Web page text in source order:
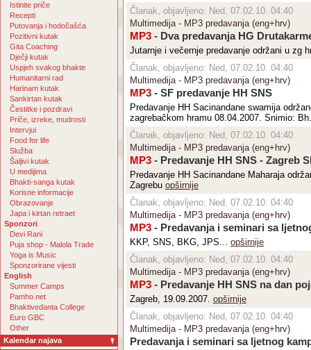
Istinite priče
Recepti
Putovanja i hodočašća
Pozitivni kutak
Gita Coaching
Dječji kutak
Uspjeh svakog bhakte
Humanitarni rad
Harinam kutak
Sankirtan kutak
Čestitke i pozdravi
Priče, izreke, mudrosti
Intervjui
Food for life
Služba
Šaljivi kutak
U medijima
Bhakti-sanga kutak
Korisne informacije
Obrazovanje
Japa i kirtan retraet
Sponzori
Devi Rani
Puja shop - Malola Trade
Yoga is Music
Sponzorirane vijesti
English
Summer Camps
Pamho.net
Bhaktivedanta College
Euro GBC
Other
Kalendar najava
Članak, objavljeno: Ned, 07.02.10. 04:40
Multimedija - MP3 predavanja (eng+hrv)
MP3 - Dva predavanja HG
Jutarnje i večernje predavanje održani u zg
Članak, objavljeno: Ned, 07.02.10. 04:40
Multimedija - MP3 predavanja (eng+hrv)
MP3 - SF predavanje HH SNS
Predavanje HH Sacinandane swamija
zagrebačkom hramu 08.04.2007. Snimio:
Članak, objavljeno: Ned, 07.02.10. 04:40
Multimedija - MP3 predavanja (eng+hrv)
MP3 - Predavanje HH SNS - Zagreb
Predavanje HH Sacinandane Maharaja
Zagrebu opširnije
Članak, objavljeno: Ned, 07.02.10. 04:40
Multimedija - MP3 predavanja (eng+hrv)
MP3 - Predavanja i seminari sa
KKP, SNS, BKG, JPS... opširnije
Članak, objavljeno: Ned, 07.02.10. 04:40
Multimedija - MP3 predavanja (eng+hrv)
MP3 - Predavanje HH SNS na dan
Zagreb, 19.09.2007. opširnije
Članak, objavljeno: Ned, 07.02.10. 04:40
Multimedija - MP3 predavanja (eng+hrv)
Predavanja i seminari sa ljetnog